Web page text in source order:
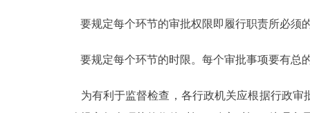
要规定每个环节的审批权限即履行职责所必须
要规定每个环节的时限。每个审批事项要有总
为有利于监督检查，各行政机关应根据行政审